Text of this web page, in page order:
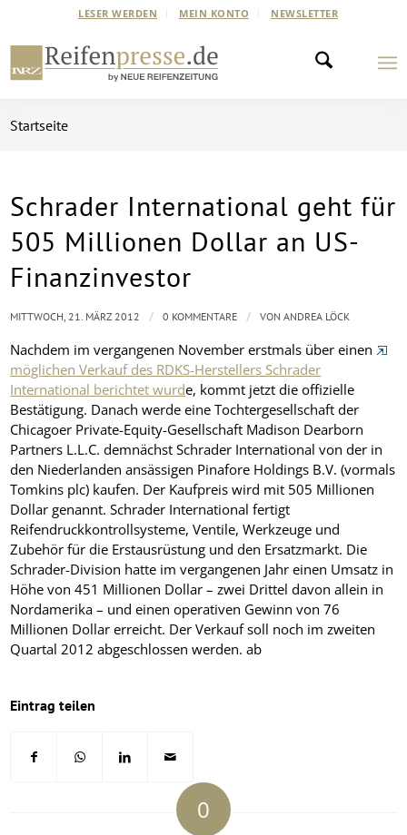
LESER WERDEN MEIN KONTO NEWSLETTER
Startseite
Schrader International geht für
505 Millionen Dollar an US-
Finanzinvestor
Nachdem im vergangenen November erstmals über einen
möglichen Verkauf des RDKS-Herstellers Schrader
International berichtet wurde, kommt jetzt die offizielle
Bestätigung. Danach werde eine Tochtergesellschaft der
Chicagoer Private-Equity-Gesellschaft Madison Dearborn
Partners L.L.C. demnächst Schrader International von der in
den Niederlanden ansässigen Pinafore Holdings B.V. (vormals
Tomkins plc) kaufen. Der Kaufpreis wird mit 505 Millionen
Dollar genannt. Schrader International fertigt
Reifendruckkontrollsysteme, Ventile, Werkzeuge und
Zubehör für die Erstausrüstung und den Ersatzmarkt. Die
Schrader-Division hatte im vergangenen Jahr einen Umsatz in
Höhe von 451 Millionen Dollar – zwei Drittel davon allein in
Nordamerika – und einen operativen Gewinn von 76
Millionen Dollar erreicht. Der Verkauf soll noch im zweiten
Quartal 2012 abgeschlossen werden.ab
MITTWOCH, 21. MÄRZ 2012 / 0 KOMMENTARE / VONANDREA LÖCK
Eintrag teilen
0